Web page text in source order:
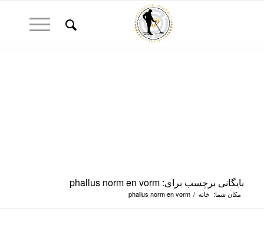
بایگانی برچسب برای: phallus norm en vorm
مکان شما: خانه /
phallus norm en vorm